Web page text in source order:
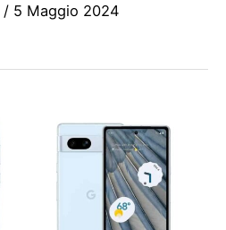
/ 5 Maggio 2024